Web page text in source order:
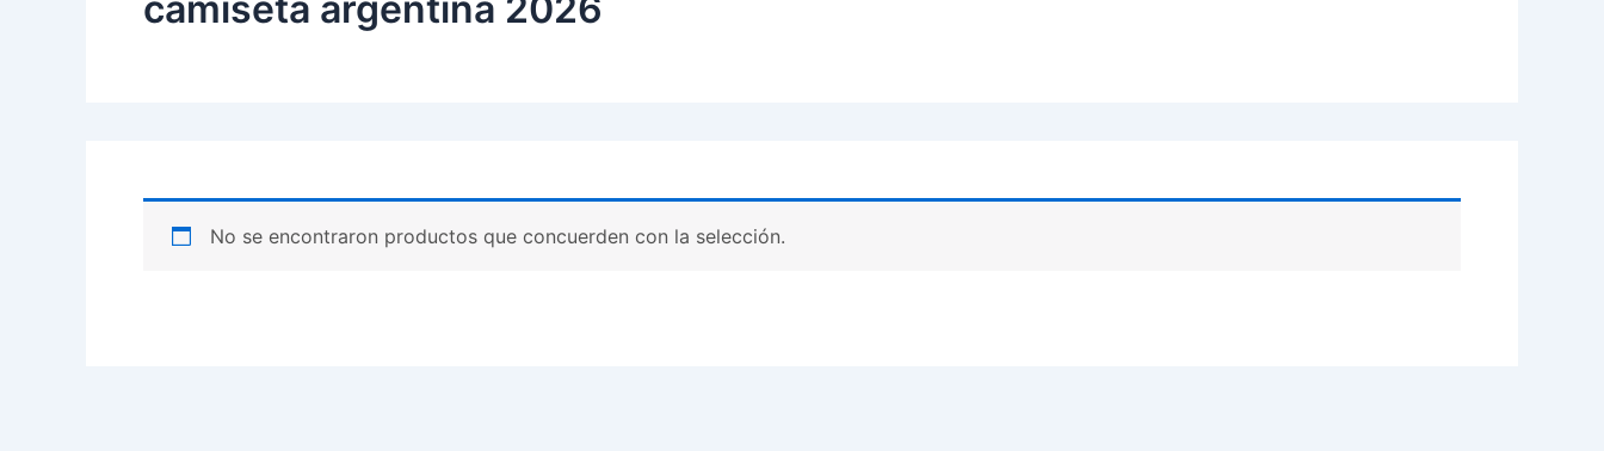
No se encontraron productos que concuerden con la selección.